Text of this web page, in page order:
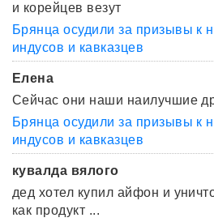
и корейцев везут
Брянца осудили за призывы к
индусов и кавказцев
Елена
Сейчас они наши наилучшие
Брянца осудили за призывы к
индусов и кавказцев
кувалда вялого
дед хотел купил айфон и
как продукт ...